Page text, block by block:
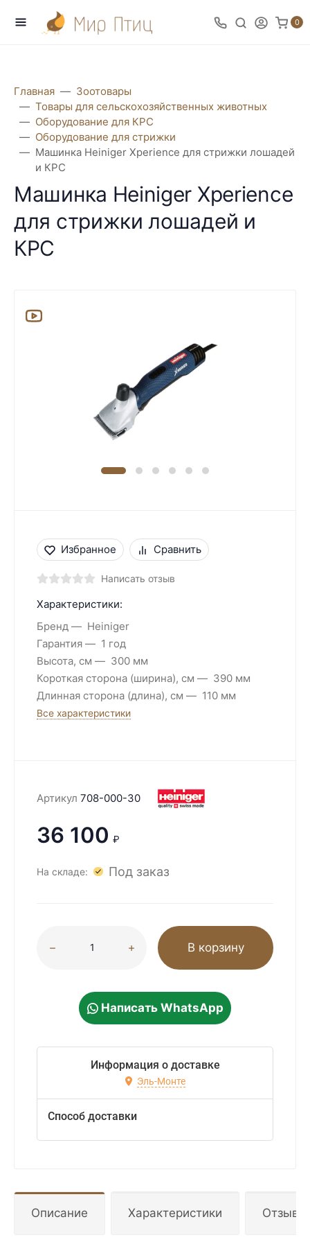
0
Главная
Зоотовары
Товары для сельскохозяйственных животных
Оборудование для КРС
Оборудование для стрижки
Машинка Heiniger Xperience для стрижки лошадей
и КРС
Машинка Heiniger Xperience
для стрижки лошадей и
КРС
Избранное Сравнить
Написать отзыв
Характеристики:
Бренд
Heiniger
Гарантия
1 год
Высота, см
300 мм
Короткая сторона (ширина), см
390 мм
Длинная сторона (длина), см
110 мм
Все характеристики
Артикул 708-000-30
36 100 ₽
На складе: Под заказ
В корзину
Написать WhatsApp
Информация о доставке
Эль-Монте
Способ доставки
Описание Характеристики